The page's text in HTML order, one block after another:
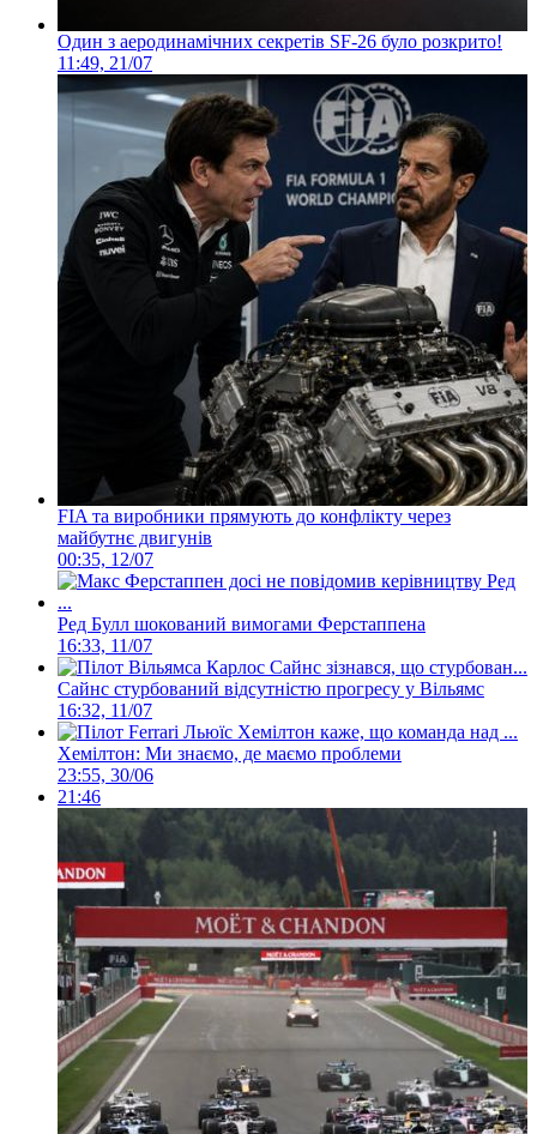
Один з аеродинамічних секретів SF-26 було розкрито!
11:49, 21/07
FIA та виробники прямують до конфлікту через
майбутнє двигунів
00:35, 12/07
Ред Булл шокований вимогами Ферстаппена
16:33, 11/07
Сайнс стурбований відсутністю прогресу у Вільямс
16:32, 11/07
Хемілтон: Ми знаємо, де маємо проблеми
23:55, 30/06
21:46